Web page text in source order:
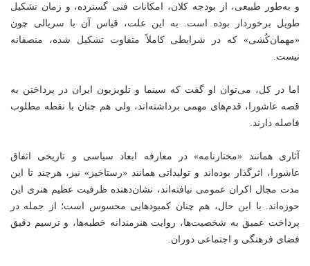
و به‌طور طبیعی، از بودجه کلان، امکانات فنی گسترده، و زمان تشکیل
طویل برخوردار بوده است. به این علت، قیاس آن با سریالی چون
«مهمان‌کُشی» که در شرایطی کاملاً متفاوت تشکیل شده، منصفانه
نیست.
اما در کل، می‌توان او گفت که سینما و تلویزیون ایران در پرداختن به
قصه عاشورا، قدم‌های مهمی برداشته‌اند، ولی هم چنان با نقطه مطلوب
فاصله دارند.
آثاری همانند «مختارنامه» در معارفه ابعاد سیاسی و تاریخی اتفاق
عاشورا، اثرگذار بوده‌اند و تولیداتی همانند «رستاخیز» نیز، هرچند تا این
مدت مجال اکران عمومی نیافته‌اند، نشان‌دهنده ظرفیت عظیم هنری این
حوزه‌اند. با این حال، هم چنان کمبودهایی محسوس است؛ از جمله در
پرداخت عمیق به شخصیت‌ها، روایت هنرمندانه خطبه‌ها، و ترسیم دقیق
فضای فرهنگی و اجتماعی دوران.